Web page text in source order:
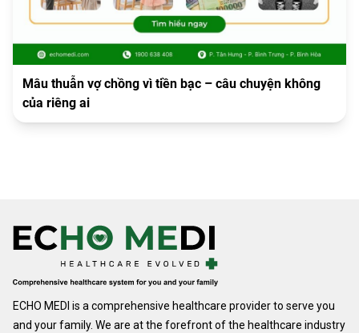
Mâu thuẫn vợ chồng vì tiền bạc – câu chuyện không
của riêng ai
ECHO MEDI is a comprehensive healthcare provider to serve you
and your family. We are at the forefront of the healthcare industry